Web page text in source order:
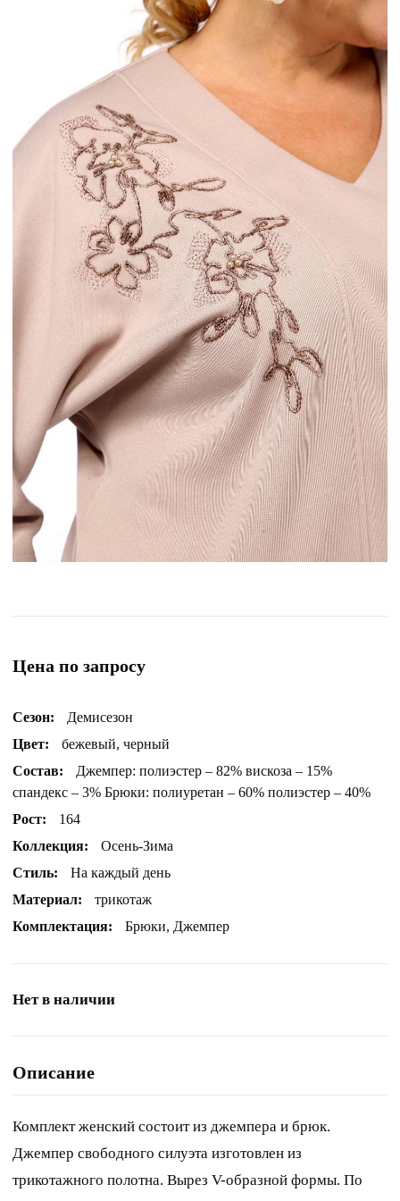
Цена по запросу
Сезон:
Демисезон
Цвет:
бежевый, черный
Состав:
Джемпер: полиэстер – 82% вискоза – 15%
спандекс – 3% Брюки: полиуретан – 60% полиэстер – 40%
Рост:
164
Коллекция:
Осень-Зима
Стиль:
На каждый день
Материал:
трикотаж
Комплектация:
Брюки, Джемпер
Нет в наличии
Описание
Комплект женский состоит из джемпера и брюк.
Джемпер свободного силуэта изготовлен из
трикотажного полотна. Вырез V-образной формы. По